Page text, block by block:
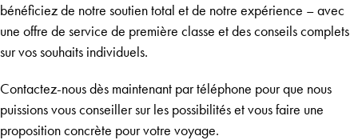
bénéficiez de notre soutien total et de notre expérience – avec
une offre de service de première classe et des conseils complets
sur vos souhaits individuels.
Contactez-nous dès maintenant par téléphone pour que nous
puissions vous conseiller sur les possibilités et vous faire une
proposition concrète pour votre voyage.